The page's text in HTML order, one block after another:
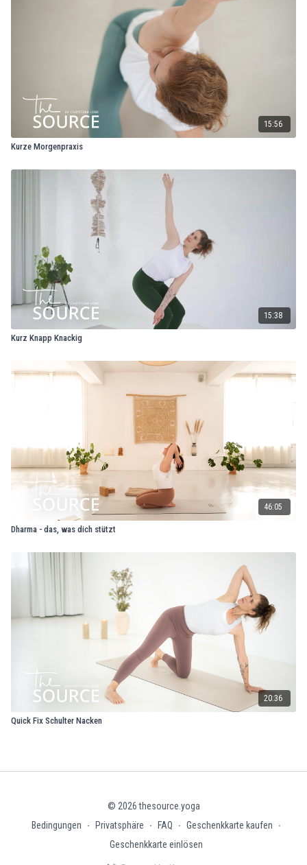
15:56
Kurze Morgenpraxis
15:38
Kurz Knapp Knackig
46:05
Dharma - das, was dich stützt
20:36
Quick Fix Schulter Nacken
© 2026 thesource.yoga
Bedingungen
∙ Privatsphäre ∙ FAQ ∙ Geschenkkarte kaufen
∙
Geschenkkarte einlösen